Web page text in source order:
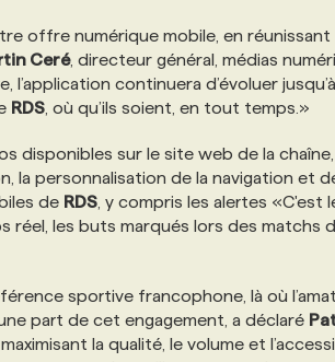
offre numérique mobile, en
Ceré, directeur général, médias
continuera d’évoluer
RDS , où qu’ils soient, en tout temps.»
disponibles sur le site web de la
la personnalisation de la navigation et
de RDS , y compris les alertes
réel, les buts marqués lors des matchs
sportive francophone, là où
part de cet engagement, a déclaré
maximisant la qualité, le volume et